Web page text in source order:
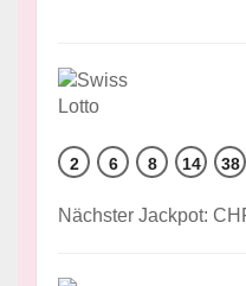
2 6 8 14 38
Nächster Jackpot: